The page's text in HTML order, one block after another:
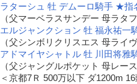
ラターシュ 牡 デムーロ騎手 ★指
（父マーベラスサンデー 母ラタ
エルジャンクション 牡 福永祐一
（父シンボリクリスエス 母ライ
アドマイヤシャトル 牡 川田将雅
（父ジャングルポケット 母レー
＜京都7Ｒ 500万以下 ダ1200m